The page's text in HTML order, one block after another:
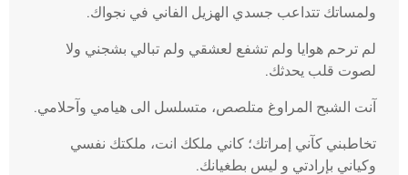
ولمساتك تتداعب جسدي الهزيل الفاني في نجواك.
لم ترحم هوايا ولم تشفع لعشقي ولم تبالي بشجني ولا
لصوت قلب يحدثك.
آنت الشبح المراوغ متلصص، متسلسل الى هيامي وآحلامي.
تخاطبني كآني إمراتك؛ كاني ملكك انت، ملكتك نفسي
وكياني بإرادتي و ليس بطغيانك.